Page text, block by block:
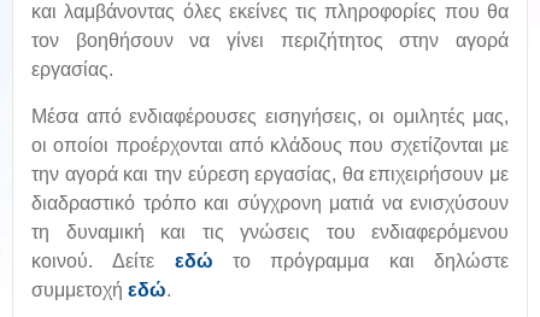
και λαμβάνοντας όλες εκείνες τις πληροφορίες που θα
τον βοηθήσουν να γίνει περιζήτητος στην αγορά
εργασίας.
Μέσα από ενδιαφέρουσες εισηγήσεις, οι ομιλητές μας,
οι οποίοι προέρχονται από κλάδους που σχετίζονται με
την αγορά και την εύρεση εργασίας, θα επιχειρήσουν με
διαδραστικό τρόπο και σύγχρονη ματιά να ενισχύσουν
τη δυναμική και τις γνώσεις του ενδιαφερόμενου
κοινού. Δείτε εδώ το πρόγραμμα και δηλώστε
συμμετοχή εδώ.